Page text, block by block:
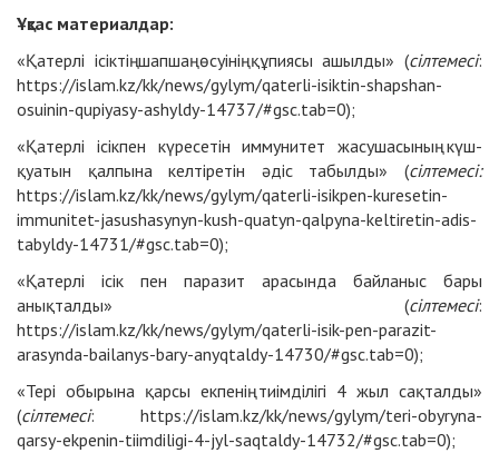
Ұқсас материалдар:
«Қатерлі ісіктің шапшаң өсуінің құпиясы ашылды» (сілтемесі:
https://islam.kz/kk/news/gylym/qaterli-isiktin-shapshan-
osuinin-qupiyasy-ashyldy-14737/#gsc.tab=0);
«Қатерлі ісікпен күресетін иммунитет жасушасының күш-
қуатын қалпына келтіретін әдіс табылды» (сілтемесі:
https://islam.kz/kk/news/gylym/qaterli-isikpen-kuresetin-
immunitet-jasushasynyn-kush-quatyn-qalpyna-keltiretin-adis-
tabyldy-14731/#gsc.tab=0);
«Қатерлі ісік пен паразит арасында байланыс бары
анықталды» (сілтемесі:
https://islam.kz/kk/news/gylym/qaterli-isik-pen-parazit-
arasynda-bailanys-bary-anyqtaldy-14730/#gsc.tab=0);
«Тері обырына қарсы екпенің тиімділігі 4 жыл сақталды»
(сілтемесі: https://islam.kz/kk/news/gylym/teri-obyryna-
qarsy-ekpenin-tiimdiligi-4-jyl-saqtaldy-14732/#gsc.tab=0);